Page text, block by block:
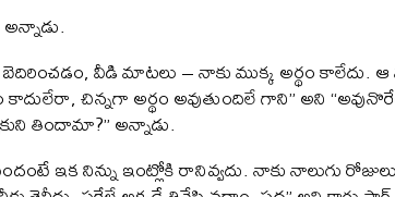
వీడి మాటలు – నాకు ముక్క అర్థం
కాదులేరా, చిన్నగా అర్థం అవుతుందిలే గాని” అని
తిందామా?” అన్నాడు.
ఇక నిన్ను ఇంట్లోకి రానివ్వదు. నాకు నాలుగు